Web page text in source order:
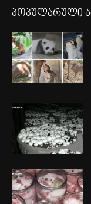
პოპულარული